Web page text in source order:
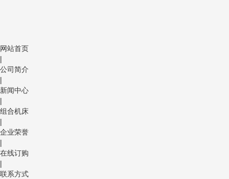
网站首页
|
公司简介
|
新闻中心
|
组合机床
|
企业荣誉
|
在线订购
|
联系方式